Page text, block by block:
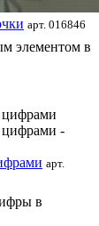
арт. 016846
элементом в
арт.
в